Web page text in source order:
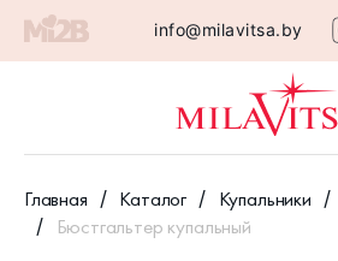
info@milavitsa.by
Главная Каталог Купальники
Бюстгальтер купальный